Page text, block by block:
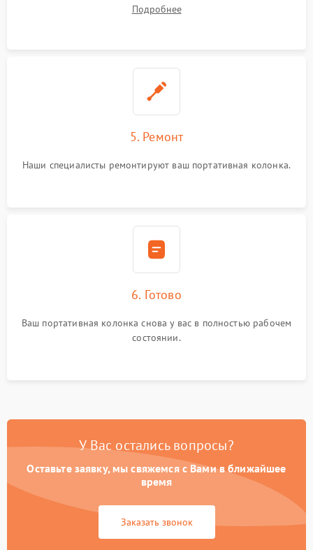
Подробнее
5. Ремонт
Наши специалисты ремонтируют ваш портативная колонка.
6. Готово
Ваш портативная колонка снова у вас в полностью рабочем
состоянии.
У Вас остались вопросы?
Оставьте заявку, мы свяжемся с Вами в ближайшее
время
Заказать звонок